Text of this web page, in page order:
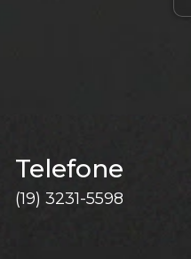
Telefone
(19) 3231-5598